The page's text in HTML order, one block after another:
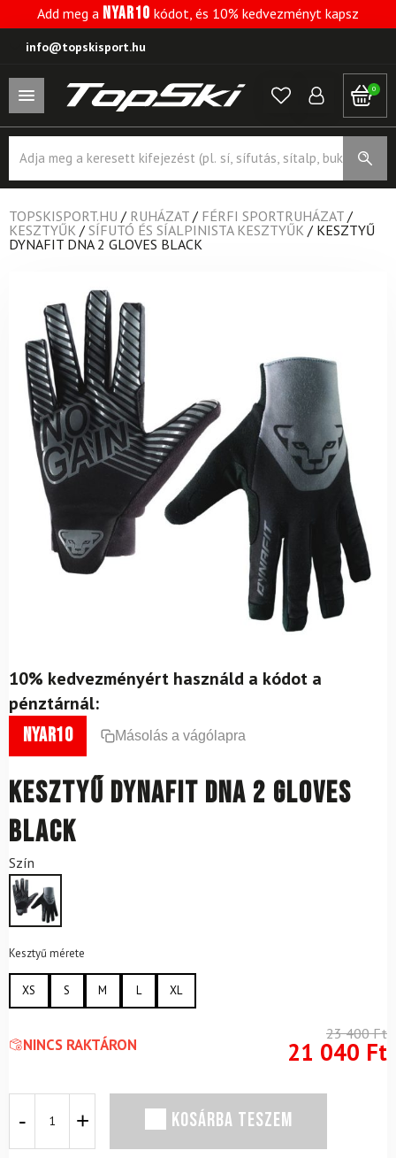
Add meg a NYAR10 kódot, és 10% kedvezményt kapsz
info@topskisport.hu
0
search
TOPSKISPORT.HU / RUHÁZAT / FÉRFI SPORTRUHÁZAT /
KESZTYŰK / SÍFUTÓ ÉS SÍALPINISTA KESZTYŰK / KESZTYŰ
DYNAFIT DNA 2 GLOVES BLACK
10% kedvezményért használd a kódot a
pénztárnál:
nyar10 Másolás a vágólapra
Kesztyű DYNAFIT Dna 2 Gloves
Black
Szín
Kesztyű mérete
XS S M L XL
NINCS RAKTÁRON
23 400Ft
21 040 Ft
DYNAFIT
KOSÁRBA TESZEM